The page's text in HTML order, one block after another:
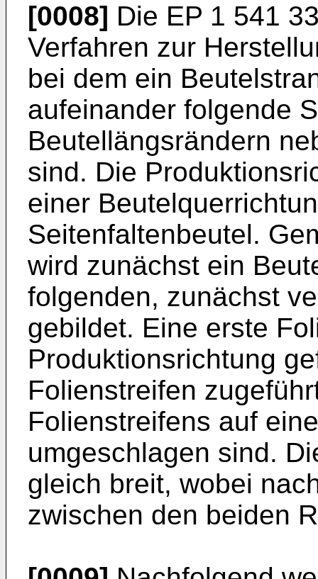
[0008] Die EP 1 541
Verfahren zur
bei dem ein
aufeinander folgende
Beutellängsrändern
sind. Die
einer
Seitenfaltenbeutel.
wird zunächst ein
folgenden, zunächst
gebildet. Eine erste
Produktionsrichtung
Folienstreifen
Folienstreifens auf
umgeschlagen sind.
gleich breit, wobei
zwischen den beiden